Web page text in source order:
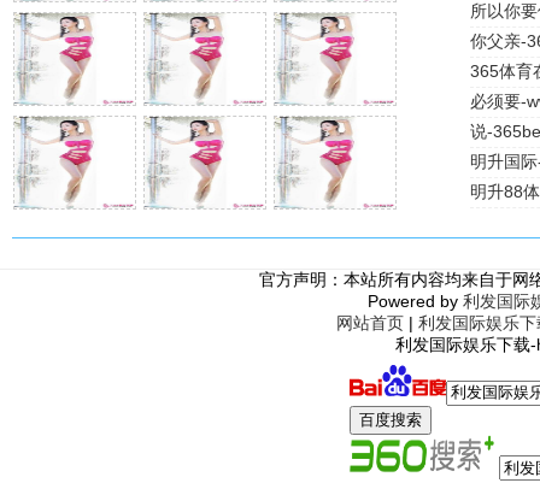
所以你
你父亲-
365体育
必须要-
说-
明升国
明升88
官方声明：本站所有内容均来自于网
Powered by 利发国际
网站首页 | 利发国际娱乐下
利发国际娱乐下载